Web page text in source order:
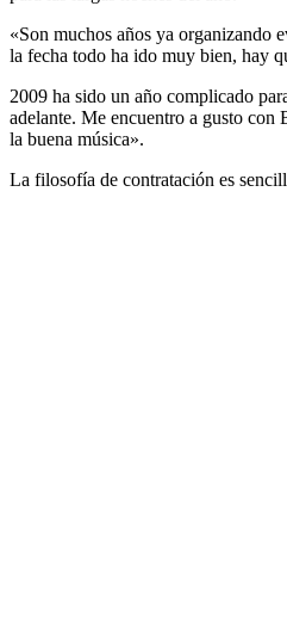
«Son muchos años ya organizando
la fecha todo ha ido muy bien, hay
2009 ha sido un año complicado
adelante. Me encuentro a gusto con
la buena música».
La filosofía de contratación es